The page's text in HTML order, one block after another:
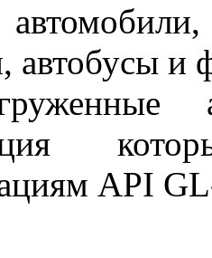
автобусы и
API